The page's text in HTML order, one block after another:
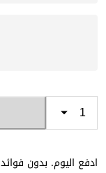
ادفع اليوم. بدون فوائد